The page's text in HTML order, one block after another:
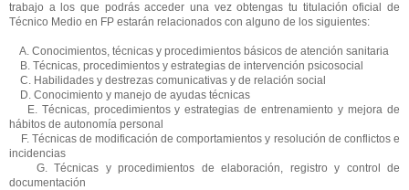
trabajo a los que podrás acceder una vez obtengas tu titulación oficial de
Técnico Medio en FP estarán relacionados con alguno de los siguientes:
A. Conocimientos, técnicas y procedimientos básicos de atención sanitaria
B. Técnicas, procedimientos y estrategias de intervención psicosocial
C. Habilidades y destrezas comunicativas y de relación social
D. Conocimiento y manejo de ayudas técnicas
E. Técnicas, procedimientos y estrategias de entrenamiento y mejora de
hábitos de autonomía personal
F. Técnicas de modificación de comportamientos y resolución de conflictos e
incidencias
G. Técnicas y procedimientos de elaboración, registro y control de
documentación